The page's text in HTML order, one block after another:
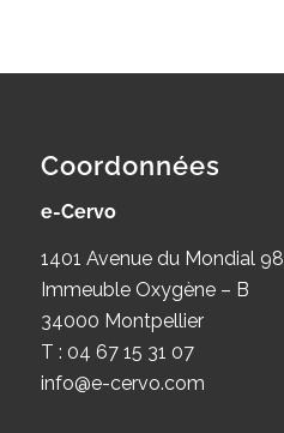
Coordonnées
e-Cervo
1401 Avenue du Mondial 98
Immeuble Oxygène – B
34000 Montpellier
T : 04 67 15 31 07
info@e-cervo.com